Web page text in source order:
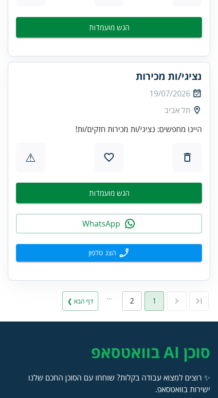
הגש מועמדות
נציגי/ות מכירות
19/07/2026
תל אביב
היינו מחפשים: נציגי/ות מכירות חזקים/ות!
⚠
הגש מועמדות
הצג טלפון
1
2 דף הבא ❯
סוכן AI בוואטסאפ
✨ רוצים למצוא עבודה בקלות? שוחחו עם הסוכן החכם שלנו
ישירות בוואטסאפ.